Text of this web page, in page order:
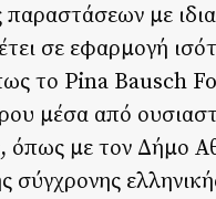
με
σε εφαρμογή
το Pina Bausch
μέσα από
όπως με τον
σύγχρονης